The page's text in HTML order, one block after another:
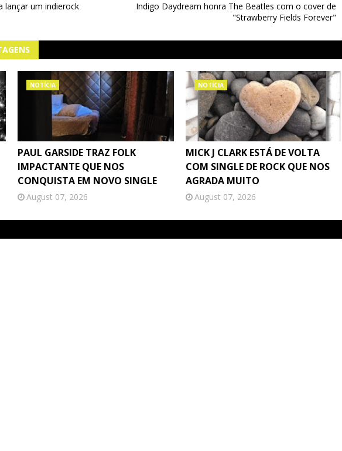
Indigo Daydream honra The Beatles com o cover de
"Strawberry Fields Forever"
lançar um indierock
NOTÍCIA
PAUL GARSIDE TRAZ FOLK
IMPACTANTE QUE NOS
CONQUISTA EM NOVO SINGLE
August 07, 2026
NOTÍCIA
MICK J CLARK ESTÁ DE VOLTA
COM SINGLE DE ROCK QUE NOS
AGRADA MUITO
August 07, 2026